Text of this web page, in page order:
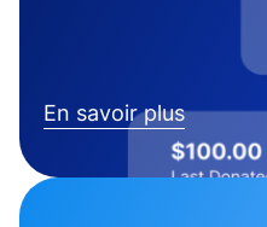
En savoir plus